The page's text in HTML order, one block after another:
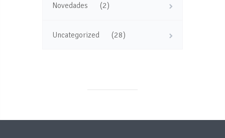
Novedades (2)
Uncategorized (28)